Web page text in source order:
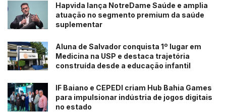
Hapvida lança NotreDame Saúde e amplia
atuação no segmento premium da saúde
suplementar
Aluna de Salvador conquista 1º lugar em
Medicina na USP e destaca trajetória
construída desde a educação infantil
IF Baiano e CEPEDI criam Hub Bahia Games
para impulsionar indústria de jogos digitais
no estado